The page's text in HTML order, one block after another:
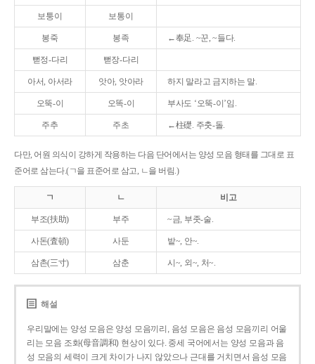
보퉁이 보통이
봉죽 봉족 ←奉足. ~꾼, ~들다.
뻗정-다리 뻗장-다리
아서, 아서라 앗아, 앗아라 하지 말라고 금지하는 말.
오뚝-이 오똑-이 부사도 ‘오뚝-이’임.
주추 주초 ←柱礎. 주춧-돌.
다만, 어원 의식이 강하게 작용하는 다음 단어에서는 양성 모음 형태를 그대로 표
준어로 삼는다.(ㄱ을 표준어로 삼고, ㄴ을 버림.)
ㄱ ㄴ 비고
부조(扶助) 부주 ~금, 부좃-술.
사돈(査頓) 사둔 밭~, 안~.
삼촌(三寸) 삼춘 시~, 외~, 처~.
해설
우리말에는 양성 모음은 양성 모음끼리, 음성 모음은 음성 모음끼리 어울
리는 모음 조화(母音調和) 현상이 있다. 중세 국어에서는 양성 모음과 음
성 모음의 세력이 크게 차이가 나지 않았으나 근대를 거치면서 음성 모음